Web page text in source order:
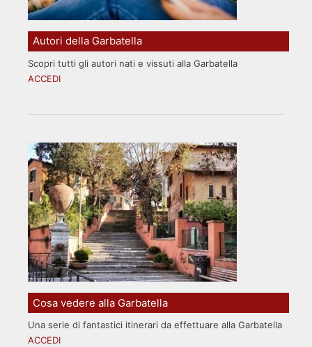
Autori della Garbatella
Scopri tutti gli autori nati e vissuti alla Garbatella
ACCEDI
Cosa vedere alla Garbatella
Una serie di fantastici itinerari da effettuare alla Garbatella
ACCEDI